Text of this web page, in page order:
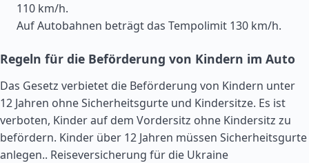
110 km/h.
Auf Autobahnen beträgt das Tempolimit 130 km/h.
Regeln für die Beförderung von Kindern im Auto
Das Gesetz verbietet die Beförderung von Kindern unter
12 Jahren ohne Sicherheitsgurte und Kindersitze. Es ist
verboten, Kinder auf dem Vordersitz ohne Kindersitz zu
befördern. Kinder über 12 Jahren müssen Sicherheitsgurte
anlegen.. Reiseversicherung für die Ukraine